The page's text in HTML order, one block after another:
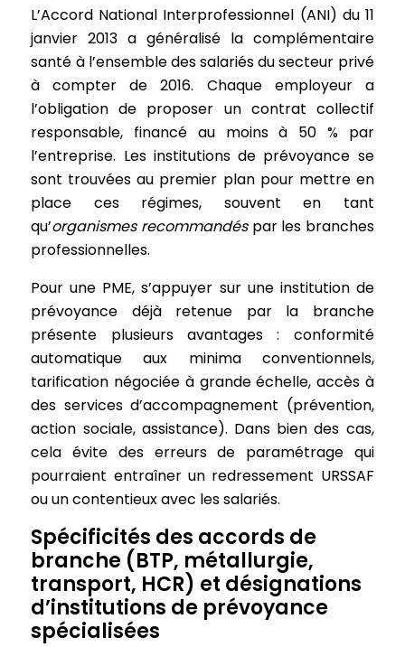
L’Accord National Interprofessionnel (ANI) du 11
janvier 2013 a généralisé la complémentaire
santé à l’ensemble des salariés du secteur privé
à compter de 2016. Chaque employeur a
l’obligation de proposer un contrat collectif
responsable, financé au moins à 50 % par
l’entreprise. Les institutions de prévoyance se
sont trouvées au premier plan pour mettre en
place ces régimes, souvent en tant
qu’organismes recommandéspar les branches
professionnelles.
Pour une PME, s’appuyer sur une institution de
prévoyance déjà retenue par la branche
présente plusieurs avantages : conformité
automatique aux minima conventionnels,
tarification négociée à grande échelle, accès à
des services d’accompagnement (prévention,
action sociale, assistance). Dans bien des cas,
cela évite des erreurs de paramétrage qui
pourraient entraîner un redressement URSSAF
ou un contentieux avec les salariés.
Spécificités des accords de
branche (BTP, métallurgie,
transport, HCR) et désignations
d’institutions de prévoyance
spécialisées